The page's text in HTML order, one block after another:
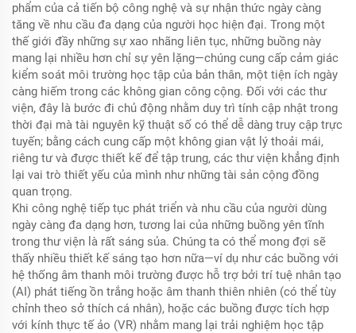
phẩm của cả tiến bộ công nghệ và sự nhận thức ngày càng
tăng về nhu cầu đa dạng của người học hiện đại. Trong một
thế giới đầy những sự xao nhãng liên tục, những buồng này
mang lại nhiều hơn chỉ sự yên lặng—chúng cung cấp cảm giác
kiểm soát môi trường học tập của bản thân, một tiện ích ngày
càng hiếm trong các không gian công cộng. Đối với các thư
viện, đây là bước đi chủ động nhằm duy trì tính cập nhật trong
thời đại mà tài nguyên kỹ thuật số có thể dễ dàng truy cập trực
tuyến; bằng cách cung cấp một không gian vật lý thoải mái,
riêng tư và được thiết kế để tập trung, các thư viện khẳng định
lại vai trò thiết yếu của mình như những tài sản cộng đồng
quan trọng.
Khi công nghệ tiếp tục phát triển và nhu cầu của người dùng
ngày càng đa dạng hơn, tương lai của những buồng yên tĩnh
trong thư viện là rất sáng sủa. Chúng ta có thể mong đợi sẽ
thấy nhiều thiết kế sáng tạo hơn nữa—ví dụ như các buồng với
hệ thống âm thanh môi trường được hỗ trợ bởi trí tuệ nhân tạo
(AI) phát tiếng ồn trắng hoặc âm thanh thiên nhiên (có thể tùy
chỉnh theo sở thích cá nhân), hoặc các buồng được tích hợp
với kính thực tế ảo (VR) nhằm mang lại trải nghiệm học tập